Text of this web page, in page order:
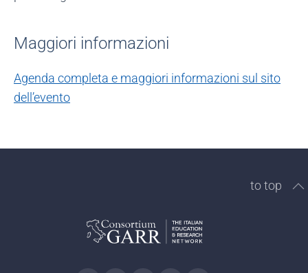
Maggiori informazioni
Agenda completa e maggiori informazioni sul sito
dell’evento
to top